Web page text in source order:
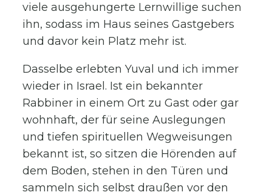
viele ausgehungerte Lernwillige suchen
ihn, sodass im Haus seines Gastgebers
und davor kein Platz mehr ist.
Dasselbe erlebten Yuval und ich immer
wieder in Israel. Ist ein bekannter
Rabbiner in einem Ort zu Gast oder gar
wohnhaft, der für seine Auslegungen
und tiefen spirituellen Wegweisungen
bekannt ist, so sitzen die Hörenden auf
dem Boden, stehen in den Türen und
sammeln sich selbst draußen vor den